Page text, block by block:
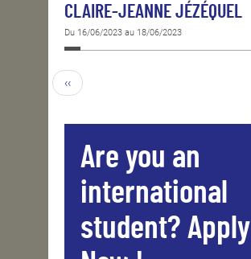
CLAIRE-JEANNE JÉZÉQUEL
Du 16/06/2023 au 18/06/2023
‹‹
Are you an
international
student? Apply